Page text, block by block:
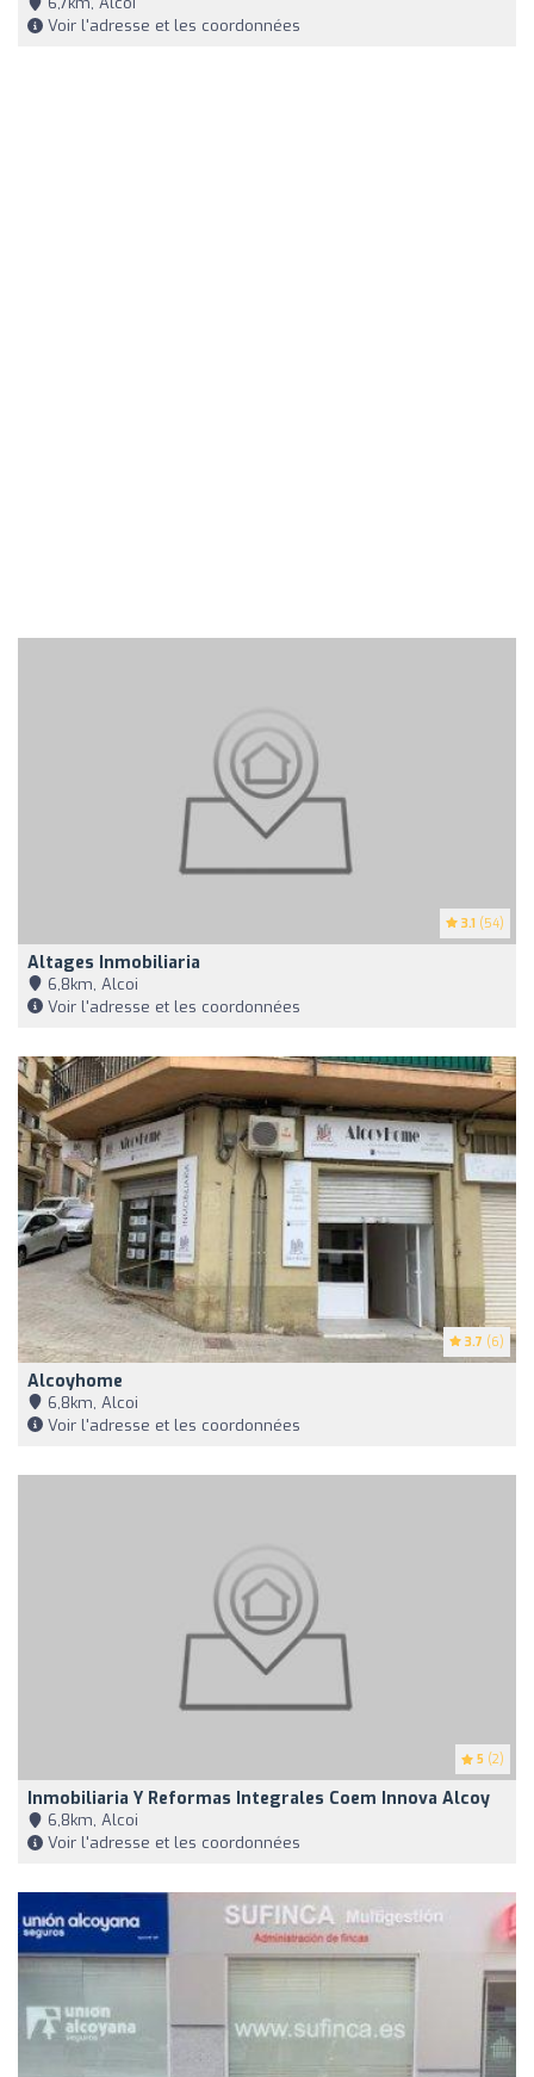
Voir l'adresse et les coordonnées
3.1 (54)
Altages Inmobiliaria
6,8km, Alcoi
Voir l'adresse et les coordonnées
3.7 (6)
Alcoyhome
6,8km, Alcoi
Voir l'adresse et les coordonnées
5 (2)
Inmobiliaria Y Reformas Integrales Coem Innova Alcoy
6,8km, Alcoi
Voir l'adresse et les coordonnées